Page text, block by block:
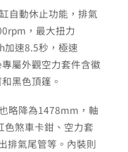
自動休止功能，排氣
，最大扭力
速8.5秒，極速
屬外觀空力套件含徽
黑色頂篷。
略降為1478mm，軸
煞車卡鉗、空力套
排氣尾管等。內裝則